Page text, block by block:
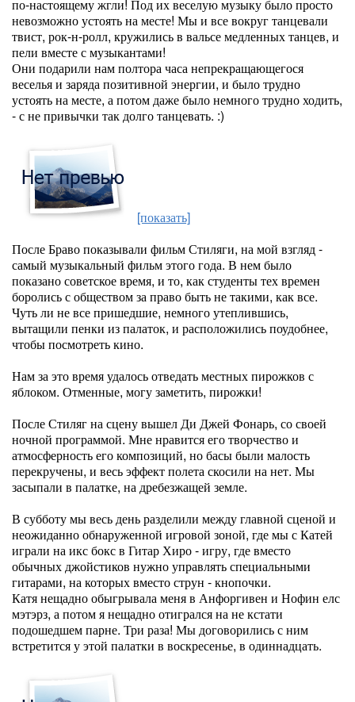
по-настоящему жгли! Под их веселую музыку было просто
невозможно устоять на месте! Мы и все вокруг танцевали
твист, рок-н-ролл, кружились в вальсе медленных танцев, и
пели вместе с музыкантами!
Они подарили нам полтора часа непрекращающегося
веселья и заряда позитивной энергии, и было трудно
устоять на месте, а потом даже было немного трудно ходить,
- с не привычки так долго танцевать. :)
[показать]
После Браво показывали фильм Стиляги, на мой взгляд -
самый музыкальный фильм этого года. В нем было
показано советское время, и то, как студенты тех времен
боролись с обществом за право быть не такими, как все.
Чуть ли не все пришедшие, немного утеплившись,
вытащили пенки из палаток, и расположились поудобнее,
чтобы посмотреть кино.
Нам за это время удалось отведать местных пирожков с
яблоком. Отменные, могу заметить, пирожки!
После Стиляг на сцену вышел Ди Джей Фонарь, со своей
ночной программой. Мне нравится его творчество и
атмосферность его композиций, но басы были малость
перекручены, и весь эффект полета скосили на нет. Мы
засыпали в палатке, на дребезжащей земле.
В субботу мы весь день разделили между главной сценой и
неожиданно обнаруженной игровой зоной, где мы с Катей
играли на икс бокс в Гитар Хиро - игру, где вместо
обычных джойстиков нужно управлять специальными
гитарами, на которых вместо струн - кнопочки.
Катя нещадно обыгрывала меня в Анфоргивен и Нофин елс
мэтэрз, а потом я нещадно отигрался на не кстати
подошедшем парне. Три раза! Мы договорились с ним
встретится у этой палатки в воскресенье, в одиннадцать.